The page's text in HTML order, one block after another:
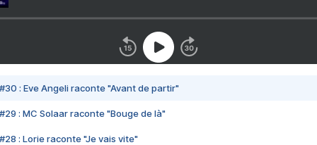
#30 : Eve Angeli raconte "Avant de partir"
#29 : MC Solaar raconte "Bouge de là"
#28 : Lorie raconte "Je vais vite"